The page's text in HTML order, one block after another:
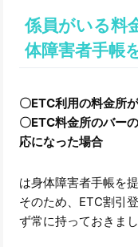
係員がいる料
体障害者手帳
〇ETC利用の料金所
〇ETC料金所のバー
応になった場合
は身体障害者手帳を
そのため、ETC割引
ず常に持っておきまし